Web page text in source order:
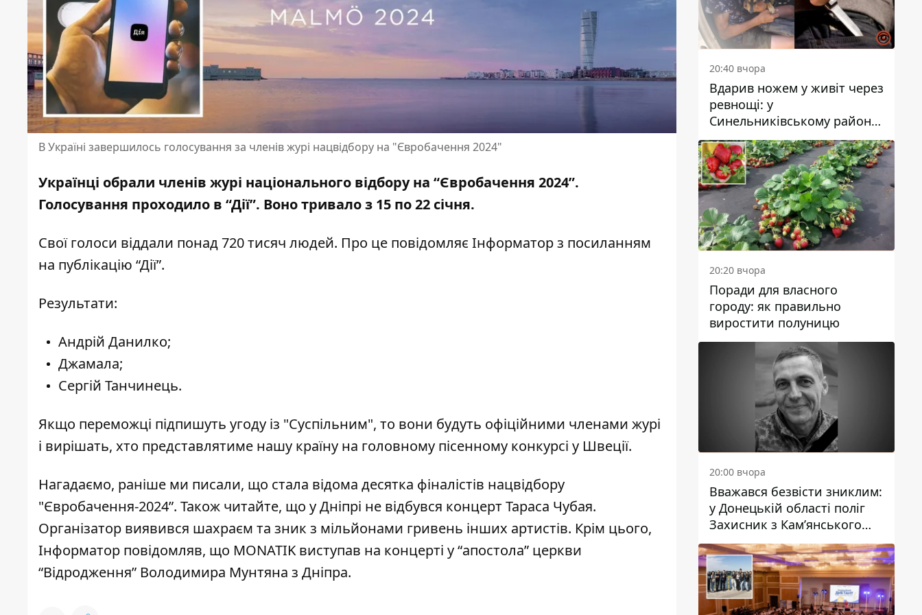
В Україні завершилось голосування за членів журі нацвідбору на "Євробачення 2024"
Українці обрали членів журі національного відбору на “Євробачення 2024”.
Голосування проходило в “Дії”. Воно тривало з 15 по 22 січня.
Свої голоси віддали понад 720 тисяч людей. Про це повідомляє Інформатор з посиланням
на публікацію “Дії”.
Результати:
Андрій Данилко;
Джамала;
Сергій Танчинець.
Якщо переможці підпишуть угоду із "Суспільним", то вони будуть офіційними членами журі
і вирішать, хто представлятиме нашу країну на головному пісенному конкурсі у Швеції.
Нагадаємо, раніше ми писали, що стала відома десятка фіналістів нацвідбору
"Євробачення-2024”. Також читайте, що у Дніпрі не відбувся концерт Тараса Чубая.
Організатор виявився шахраєм та зник з мільйонами гривень інших артистів. Крім цього,
Інформатор повідомляв, що MONATIK виступав на концерті у “апостола” церкви
“Відродження” Володимира Мунтяна з Дніпра.
20:40 вчора
Вдарив ножем у живіт через
ревнощі: у
Синельниківському районі
затримали 49-річного
чоловіка за вбивство
20:20 вчора
Поради для власного
городу: як правильно
виростити полуницю
20:00 вчора
Вважався безвісти зниклим:
у Донецькій області поліг
Захисник з Кам’янського
Антон Красовський